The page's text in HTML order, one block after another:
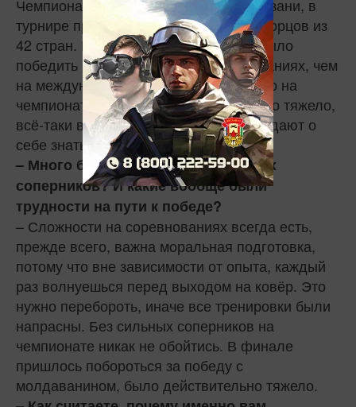
Чемпионат проходил в 2018 году в Казани, в
турнире приняли участие более 200 борцов из
42 стран. Мне кажется, что тяжелее было
победить на всероссийских соревнованиях, чем
на международных. Единственное, что на
чемпионате мира психологически было тяжело,
всё-таки волнение и ответственность дают о
себе знать.
– Много было сильных и достойных
соперников? И какие вообще были
трудности на пути к победе?
– Сложности на соревнованиях всегда есть,
прежде всего, важна моральная подготовка,
потому что вне зависимости от опыта, каждый
раз волнуешься перед выходом на ковёр. Это
нужно перебороть, иначе все тренировки были
напрасны. Без сильных соперников на
чемпионате никак не обойтись. В финале
пришлось побороться за победу с
молдаванином, было действительно тяжело.